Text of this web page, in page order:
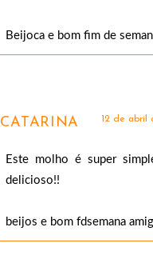
Beijoca e bom fim de
CATARINA 12 de abril
Este molho é super
delicioso!!
beijos e bom fdsemana